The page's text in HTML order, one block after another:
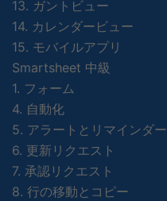
13. ガントビュー
14. カレンダービュー
15. モバイルアプリ
Smartsheet 中級
1. フォーム
4. 自動化
5. アラートとリマインダー
6. 更新リクエスト
7. 承認リクエスト
8. 行の移動とコピー